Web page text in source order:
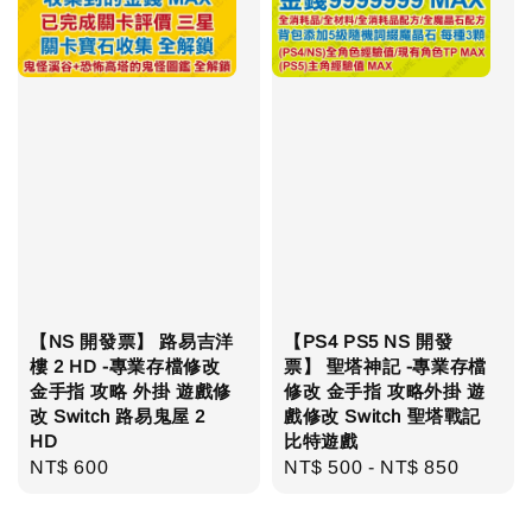
【NS 開發票】 路易吉洋
樓 2 HD -專業存檔修改
金手指 攻略 外掛 遊戲修
改 Switch 路易鬼屋 2
HD
Regular
NT$ 600
【PS4 PS5 NS 開發
票】 聖塔神記 -專業存檔
修改 金手指 攻略外掛 遊
戲修改 Switch 聖塔戰記
比特遊戲
Regular
NT$ 500 - NT$ 850